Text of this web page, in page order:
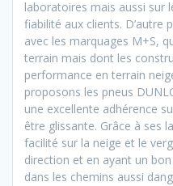
laboratoires mais aussi sur
fiabilité aux clients. D’autre
avec les marquages M+S,
terrain mais dont les
performance en terrain
proposons les pneus
une excellente adhérence
être glissante. Grâce à ses
facilité sur la neige et le
direction et en ayant un
dans les chemins aussi